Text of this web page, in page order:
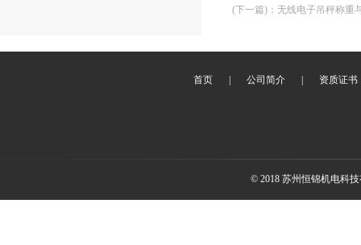
(下一篇) ： 无线电子吊秤称重
首页 公司简介 资质证书
© 2018 苏州恒锦机电科